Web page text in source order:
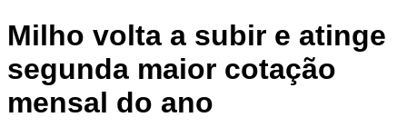
Milho volta a subir e atinge
segunda maior cotação
mensal do ano